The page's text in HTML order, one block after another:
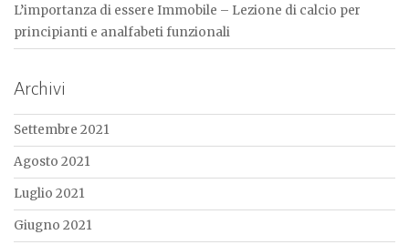
L’importanza di essere Immobile – Lezione di calcio per
principianti e analfabeti funzionali
Archivi
Settembre 2021
Agosto 2021
Luglio 2021
Giugno 2021